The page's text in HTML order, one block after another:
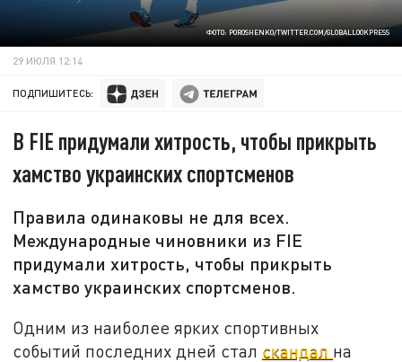
ФОТО: POROSHENKO/TWITTER.COM/GLOBALLOOKPRESS
29 ИЮЛЯ 12:14
ПОДПИШИТЕСЬ:
В FIE придумали хитрость, чтобы прикрыть
хамство украинских спортсменов
Правила одинаковы не для всех.
Международные чиновники из FIE
придумали хитрость, чтобы прикрыть
хамство украинских спортсменов.
Одним из наиболее ярких спортивных
событий последних дней стал скандал на